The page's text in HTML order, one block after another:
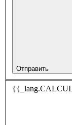
Отправить